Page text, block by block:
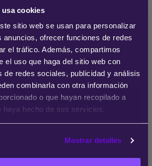
usa cookies
sitio web se usan para personalizar
anuncios, ofrecer funciones de redes
el tráfico. Además, compartimos
el uso que haga del sitio web con
de redes sociales, publicidad y análisis
combinarla con otra información
o que hayan recopilado a
haya hecho de sus servicios.
Mostrar detalles
sociedad dinámica con
lo que la hace
Transformar una
es una labor difícil que
de procesos, mentalidad
visión global de la
le permita ayudar al
localizará los
notificará a los equipos